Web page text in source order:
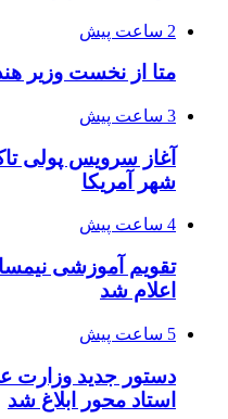
2 ساعت پیش
متا از نخست وزیر
3 ساعت پیش
آغاز سرویس پولی
شهر آمریکا
4 ساعت پیش
تقویم آموزشی
اعلام شد
5 ساعت پیش
دستور جدید وزارت
استاد محور ابلاغ شد